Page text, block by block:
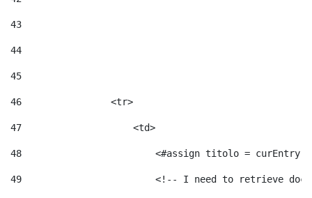
43
44
45
46
                <tr>
47
                    <td>
48
<#assign titolo =
49
<!-- I need to retrieve